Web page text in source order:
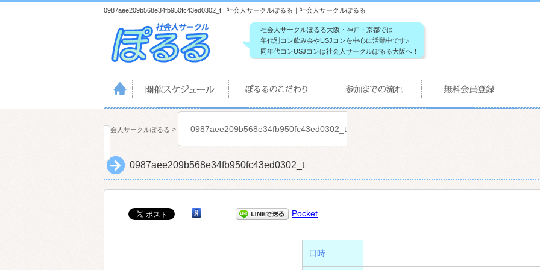
0987aee209b568e34fb950fc43ed0302_t | 社会人サークルぽるる｜社会人サークルぽるる
社会人サークルぽるる大阪・神戸・京都では
年代別コン飲み会やUSJコンを中心に活動中です♪
同年代コンUSJコンは社会人サークルぽるる大阪へ！
社会人サークルぽるる > 0987aee209b568e34fb950fc43ed0302_t
0987aee209b568e34fb950fc43ed0302_t
Pocket
日時